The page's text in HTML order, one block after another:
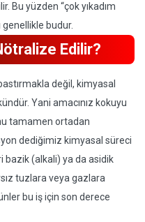
Bu yüzden “çok yıkadım
budur.
Edilir?
değil, kimyasal
Yani amacınız kokuyu
tamamen ortadan
dediğimiz kimyasal süreci
bazik (alkali) ya da asidik
tuzlara veya gazlara
bu iş için son derece